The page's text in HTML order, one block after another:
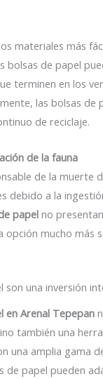
materiales más
bolsas de papel
terminen en los
las bolsas de
de reciclaje.
de la fauna
de la muerte
debido a la
papel no
opción mucho más
son una inversión
en Arenal Tepepan
también una
una amplia gama
de papel pueden